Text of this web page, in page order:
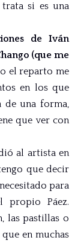
si es una
de Iván
(que me
el reparto me
en los que
de una forma,
que ver con
al artista en
que decir
para
propio Páez.
las pastillas o
en muchas